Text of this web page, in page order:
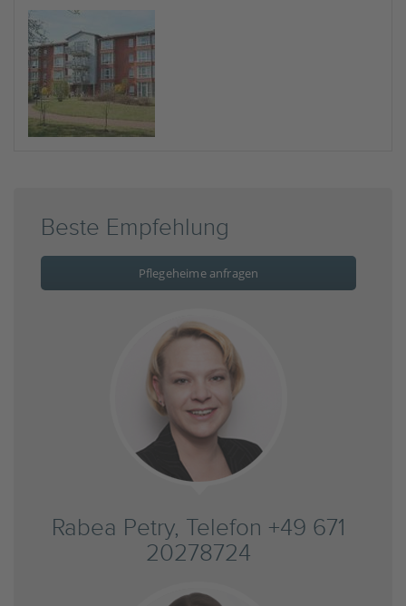
Beste Empfehlung
Pflegeheime anfragen
Rabea Petry, Telefon +49 671
20278724